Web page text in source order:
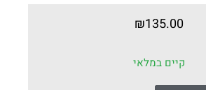
₪135.00
קיים במלאי